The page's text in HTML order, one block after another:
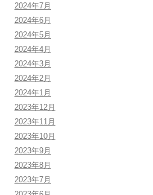
2024年7月
2024年6月
2024年5月
2024年4月
2024年3月
2024年2月
2024年1月
2023年12月
2023年11月
2023年10月
2023年9月
2023年8月
2023年7月